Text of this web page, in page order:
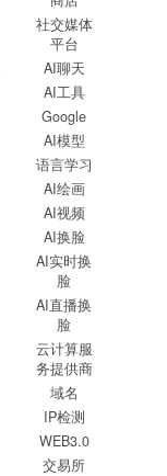
社交媒体
平台
AI聊天
AI工具
Google
AI模型
语言学习
AI绘画
AI视频
AI换脸
AI实时换
脸
AI直播换
脸
云计算服
务提供商
域名
IP检测
WEB3.0
交易所